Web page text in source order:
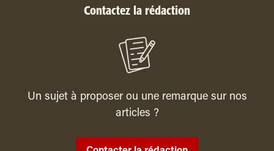
Contactez la rédaction
Un sujet à proposer ou une remarque sur nos
articles ?